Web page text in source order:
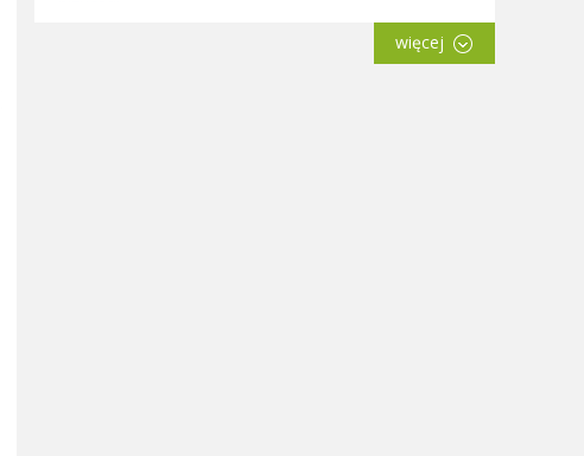
więcej